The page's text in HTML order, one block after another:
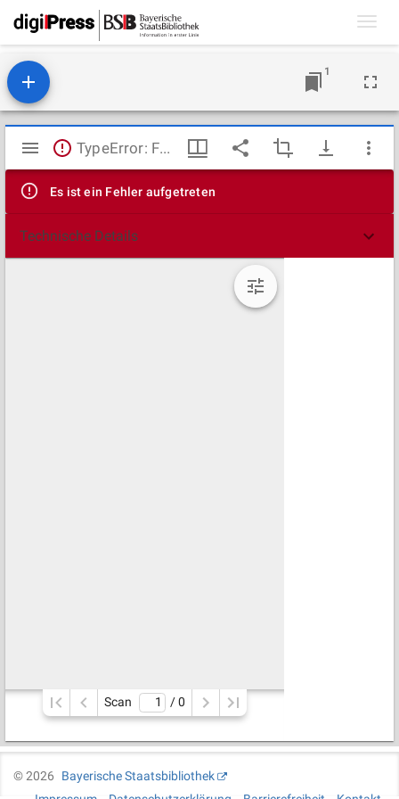
1
Mirador
Viewer
TypeError: Failed to fetch
Es ist ein Fehler aufgetreten
Technische Details
Scan / 0
©2026
Bayerische Staatsbibliothek